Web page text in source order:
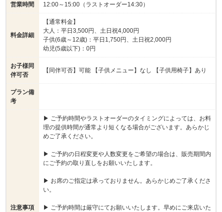
・ソフトドリンク5種（オレンジ、ウーロン茶、さんぴん
茶、アイスコーヒー）
・フルーツアイスティー
・水、デトックスウォーター
・コーヒー、カプチーノ、エスプレッソ（コーヒーマシン
×１台）
・紅茶、日本茶（ティーパック）
・レモネード
※仕入れ状況により、一部メニューが変更になる恐れがご
ざいます。予めご了承下さいませ。
営業時間 12:00～15:00（ラストオーダー14:30）
料金詳細
【通常料金】
大人：平日3,500円、土日祝4,000円
子供(6歳～12歳)：平日1,750円、土日祝2,000円
幼児(5歳以下)：0円
お子様同
伴可否
【同伴可否】可能 【子供メニュー】なし 【子供用椅子】あり
プラン備
考
注意事項
▶ ご予約時間やラストオーダーのタイミングによっては、お料
理の提供時間が通常より短くなる場合がございます。あらかじ
めご了承ください。
▶ ご予約の日程変更や人数変更をご希望の場合は、販売期間内
にご予約の取り直しをお願いいたします。
▶ お席のご指定は承っておりません。あらかじめご了承くださ
い。
▶ ご予約時間は厳守にてお願いいたします。早めにご来店いた